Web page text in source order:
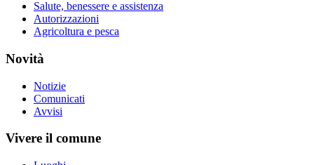
Salute, benessere e assistenza
Autorizzazioni
Agricoltura e pesca
Novità
Notizie
Comunicati
Avvisi
Vivere il comune